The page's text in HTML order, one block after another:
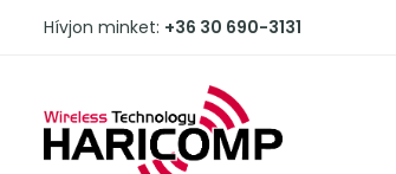
Hívjon minket: +36 30 690-3131